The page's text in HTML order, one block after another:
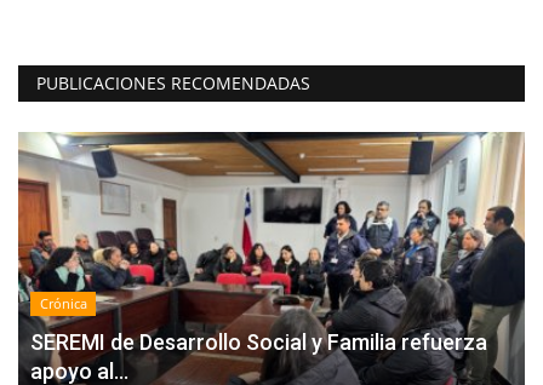
PUBLICACIONES RECOMENDADAS
Crónica
SEREMI de Desarrollo Social y Familia refuerza
apoyo al...